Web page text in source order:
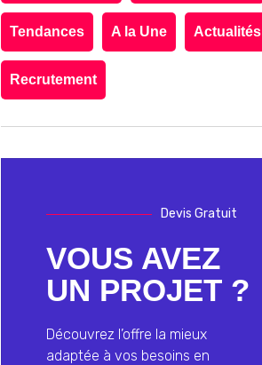
Tendances A la Une Actualités
Recrutement
Devis Gratuit
VOUS AVEZ
UN PROJET ?
Découvrez l’offre la mieux
adaptée à vos besoins en